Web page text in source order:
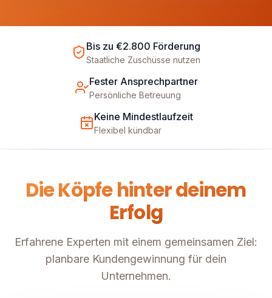
Bis zu €2.800 Förderung
Staatliche Zuschüsse nutzen
Fester Ansprechpartner
Persönliche Betreuung
Keine Mindestlaufzeit
Flexibel kündbar
Die Köpfe hinter deinem
Erfolg
Erfahrene Experten mit einem gemeinsamen Ziel:
planbare Kundengewinnung für dein
Unternehmen.